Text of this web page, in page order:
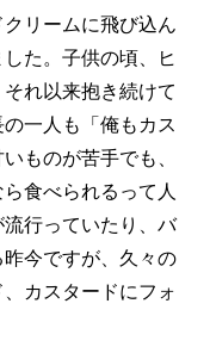
リームに飛び込ん
た。子供の頃、ヒ
れ以来抱き続けて
一人も「俺もカス
ものが苦手でも、
食べられるって人
行っていたり、バ
今ですが、久々の
カスタードにフォ